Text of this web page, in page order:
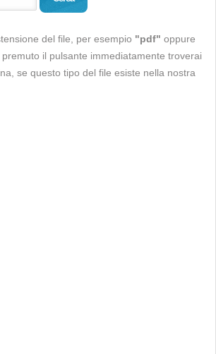
del file, per esempio "pdf" oppure
il pulsante immediatamente troverai
se questo tipo del file esiste nella nostra